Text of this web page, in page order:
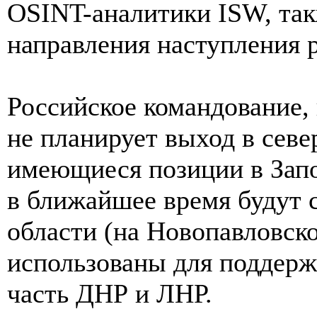
OSINT-аналитики ISW,
направления наступления
Российское
не планирует выход в
имеющиеся позиции в
в ближайшее время будут
области (на
использованы для
часть ДНР и ЛНР.